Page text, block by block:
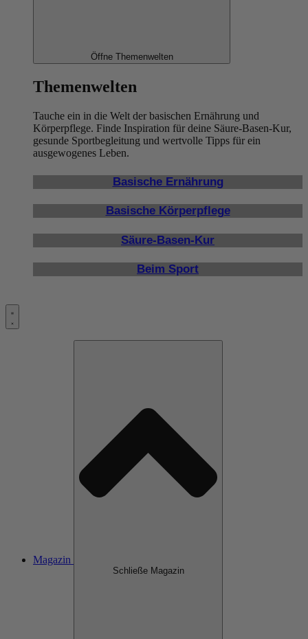
Öffne Themenwelten
Themenwelten
Tauche ein in die Welt der basischen Ernährung und
Körperpflege. Finde Inspiration für deine Säure-Basen-Kur,
gesunde Sportbegleitung und wertvolle Tipps für ein
ausgewogenes Leben.
Basische Ernährung
Basische Körperpflege
Säure-Basen-Kur
Beim Sport
Magazin
Schließe Magazin